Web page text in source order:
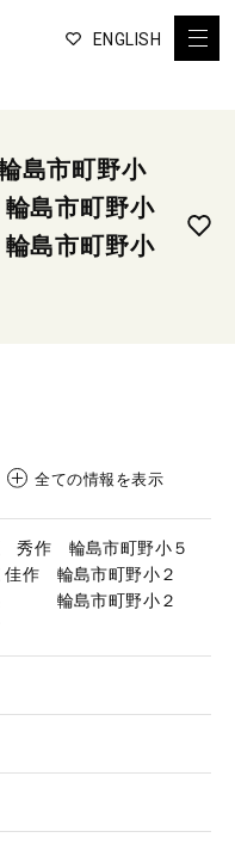
ENGLISH
島市町野小
島市町野小
市町野小
全ての情報を表示
秀作 輪島市町野小５
作 輪島市町野小２
輪島市町野小２